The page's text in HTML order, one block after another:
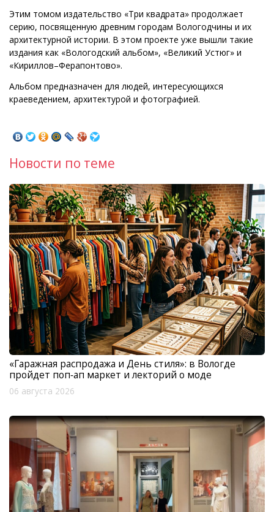
Этим томом издательство «Три квадрата» продолжает
серию, посвященную древним городам Вологодчины и их
архитектурной истории. В этом проекте уже вышли такие
издания как «Вологодский альбом», «Великий Устюг» и
«Кириллов–Ферапонтово».
Альбом предназначен для людей, интересующихся
краеведением, архитектурой и фотографией.
Новости по теме
«Гаражная распродажа и День стиля»: в Вологде
пройдет поп‑ап маркет и лекторий о моде
06 августа 2026